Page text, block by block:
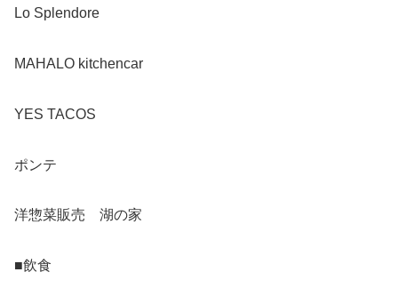
Lo Splendore
MAHALO kitchencar
YES TACOS
ポンテ
洋惣菜販売 湖の家
■飲食